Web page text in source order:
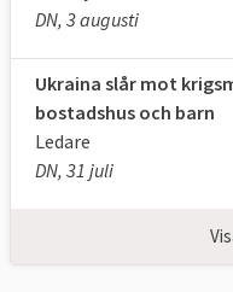
DN, 3 augusti
Ukraina slår mot
bostadshus och barn
Ledare
DN, 31 juli